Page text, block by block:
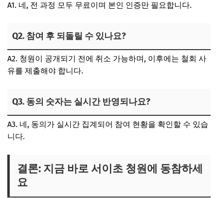
A1. 네, 전 과정 모두 무료이며 본인 인증만 필요합니다.
Q2. 참여 후 되돌릴 수 있나요?
A2. 청원이 공개되기 전에 취소 가능하며, 이후에는 철회 사
유를 제출해야 합니다.
Q3. 동의 숫자는 실시간 반영되나요?
A3. 네, 동의가 실시간 집계되어 참여 현황을 확인할 수 있습
니다.
결론: 지금 바로 서이초 청원에 동참하세
요